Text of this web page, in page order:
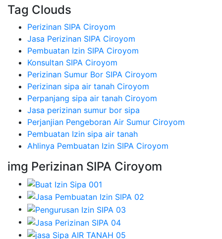
Tag Clouds
Perizinan SIPA Ciroyom
Jasa Perizinan SIPA Ciroyom
Pembuatan Izin SIPA Ciroyom
Konsultan SIPA Ciroyom
Perizinan Sumur Bor SIPA Ciroyom
Perizinan sipa air tanah Ciroyom
Perpanjang sipa air tanah Ciroyom
Jasa perizinan sumur bor sipa
Perjanjian Pengeboran Air Sumur Ciroyom
Pembuatan Izin sipa air tanah
Ahlinya Pembuatan Izin SIPA Ciroyom
img Perizinan SIPA Ciroyom